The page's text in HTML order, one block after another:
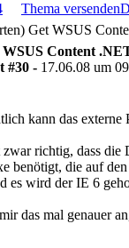
Thema versenden
Get WSUS
WSUS Content
#30 - 17.06.08 um
kann das externe
richtig, dass die
benötigt, die auf
es wird der IE 6
das mal genauer